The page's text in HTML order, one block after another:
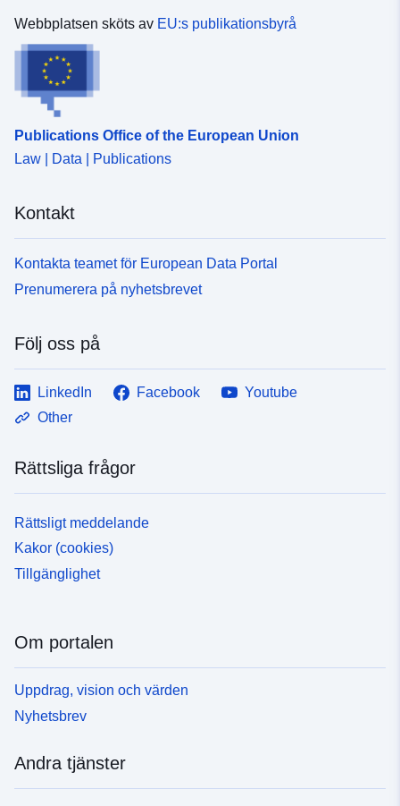
Webbplatsen sköts av EU:s publikationsbyrå
Publications Office of the European Union
Law | Data | Publications
Kontakt
Kontakta teamet för European Data Portal
Prenumerera på nyhetsbrevet
Följ oss på
LinkedIn Facebook
Youtube
Other
Rättsliga frågor
Rättsligt meddelande
Kakor (cookies)
Tillgänglighet
Om portalen
Uppdrag, vision och värden
Nyhetsbrev
Andra tjänster